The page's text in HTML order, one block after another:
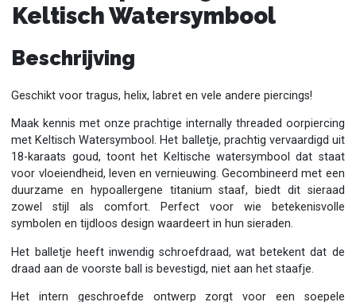
Keltisch Watersymbool
Beschrijving
Geschikt voor tragus, helix, labret en vele andere piercings!
Maak kennis met onze prachtige internally threaded oorpiercing
met Keltisch Watersymbool. Het balletje, prachtig vervaardigd uit
18-karaats goud, toont het Keltische watersymbool dat staat
voor vloeiendheid, leven en vernieuwing. Gecombineerd met een
duurzame en hypoallergene titanium staaf, biedt dit sieraad
zowel stijl als comfort. Perfect voor wie betekenisvolle
symbolen en tijdloos design waardeert in hun sieraden.
Het balletje heeft inwendig schroefdraad, wat betekent dat de
draad aan de voorste ball is bevestigd, niet aan het staafje.
Het intern geschroefde ontwerp zorgt voor een soepele